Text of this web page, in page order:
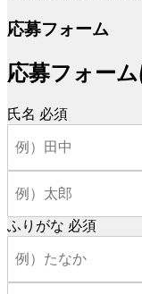
応募フォーム
応募フォー
氏名 必須
ふりがな 必須